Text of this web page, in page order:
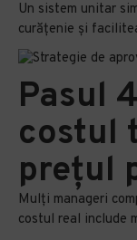
Un sistem unitar
curățenie și
Pasul
costul
prețul
Mulți manageri
costul real include